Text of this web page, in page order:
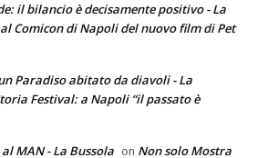
il bilancio è decisamente positivo - La
Comicon di Napoli del nuovo film di Pet
Paradiso abitato da diavoli - La
Festival: a Napoli “il passato è
MAN - La Bussola on Non solo Mostra